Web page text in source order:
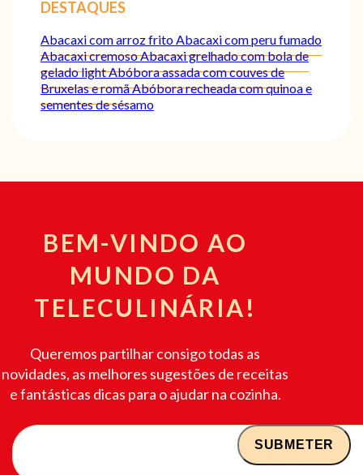
DESTAQUES
Abacaxi com arroz fritoAbacaxi com peru fumado
Abacaxi cremosoAbacaxi grelhado com bola de
gelado lightAbóbora assada com couves de
Bruxelas e romãAbóbora recheada com quinoa e
sementes de sésamo
BEM-VINDO AO
MUNDO DA
TELECULINÁRIA!
Queremos partilhar consigo todas as
novidades, as melhores sugestões de receitas
e fantásticas dicas para o ajudar na cozinha.